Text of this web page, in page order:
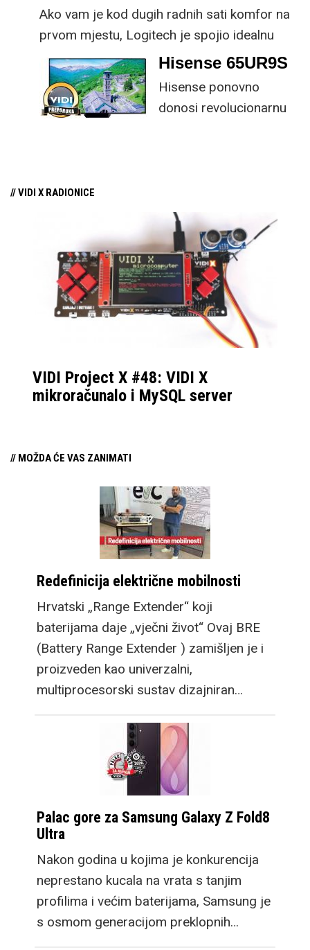
Ako vam je kod dugih radnih sati komfor na
prvom mjestu, Logitech je spojio idealnu
kombinaciju tipkovnice i miša s naprednim
funkcijama.
Hisense 65UR9S
Hisense ponovno
donosi revolucionarnu
// VIDI X RADIONICE
VIDI Project X #48: VIDI X
mikroračunalo i MySQL server
// MOŽDA ĆE VAS ZANIMATI
Redefinicija električne mobilnosti
Hrvatski „Range Extender“ koji
baterijama daje „vječni život“ Ovaj BRE
(Battery Range Extender ) zamišljen je i
proizveden kao univerzalni,
multiprocesorski sustav dizajniran…
Palac gore za Samsung Galaxy Z Fold8
Ultra
Nakon godina u kojima je konkurencija
neprestano kucala na vrata s tanjim
profilima i većim baterijama, Samsung je
s osmom generacijom preklopnih…